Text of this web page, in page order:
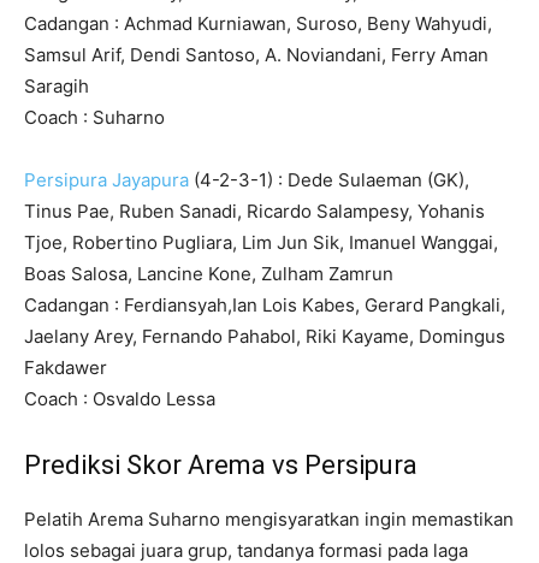
Cadangan : Achmad Kurniawan, Suroso, Beny Wahyudi,
Samsul Arif, Dendi Santoso, A. Noviandani, Ferry Aman
Saragih
Coach : Suharno
Persipura Jayapura (4-2-3-1) : Dede Sulaeman (GK),
Tinus Pae, Ruben Sanadi, Ricardo Salampesy, Yohanis
Tjoe, Robertino Pugliara, Lim Jun Sik, Imanuel Wanggai,
Boas Salosa, Lancine Kone, Zulham Zamrun
Cadangan : Ferdiansyah,Ian Lois Kabes, Gerard Pangkali,
Jaelany Arey, Fernando Pahabol, Riki Kayame, Domingus
Fakdawer
Coach : Osvaldo Lessa
Prediksi Skor Arema vs Persipura
Pelatih Arema Suharno mengisyaratkan ingin memastikan
lolos sebagai juara grup, tandanya formasi pada laga